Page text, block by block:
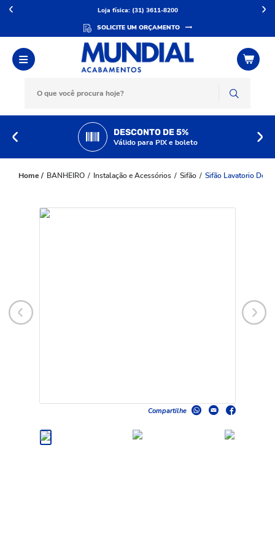
Loja física: (31) 3611-8200
SOLICITE UM ORÇAMENTO
DESCONTO DE 5%
Válido para PIX e boleto
BANHEIRO Instalação e Acessórios Sifão Sifão Lavatorio
Compartilhe